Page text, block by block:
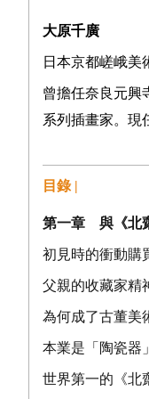
大原千廣
日本京都嵯峨美
曾擔任奈良元興
系列插畫家。現
目錄 |
第一章 與《北
初見時的衝動購
父親的收藏家精
為何成了古董美
本業是「陶瓷器
世界第一的《北